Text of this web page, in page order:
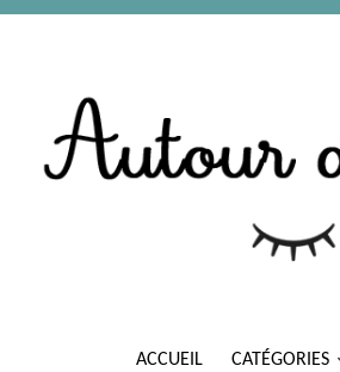
ACCUEIL CATÉGORIES